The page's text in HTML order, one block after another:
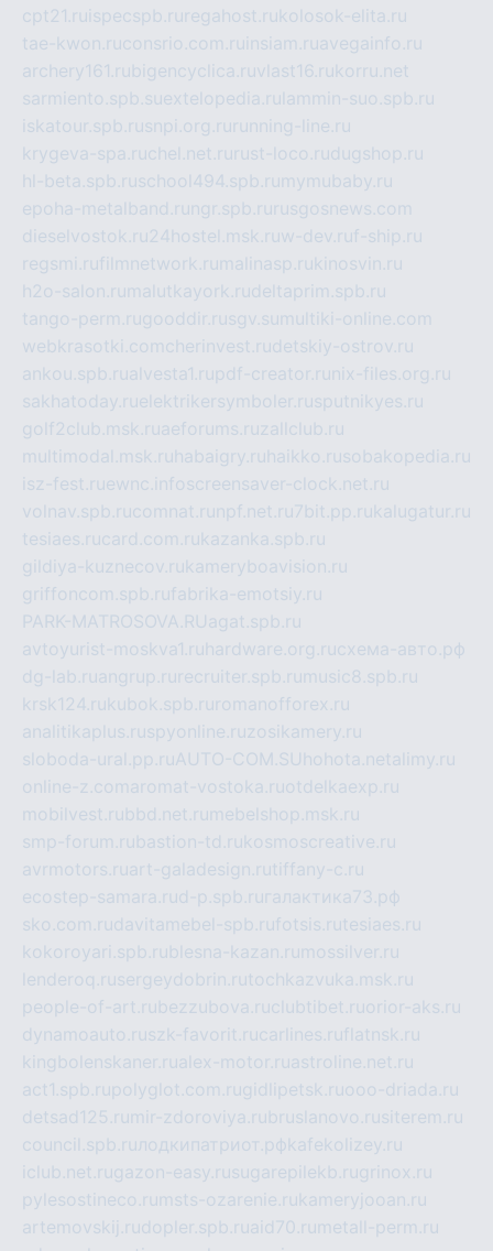
cpt21.ru ispecspb.ru regahost.rukolosok-elita.ru
tae-kwon.ruconsrio.com.ru insiam.ruavegainfo.ru
archery161.rubigencyclica.ruvlast16.rukorru.net
sarmiento.spb.suextelopedia.ru lammin-suo.spb.ru
iskatour.spb.rusnpi.org.ru running-line.ru
krygeva-spa.ruchel.net.ru rust-loco.rudugshop.ru
hl-beta.spb.ruschool494.spb.ru mymubaby.ru
epoha-metalband.ru ngr.spb.ru rusgosnews.com
dieselvostok.ru24hostel.msk.ruw-dev.ruf-ship.ru
regsmi.rufilmnetwork.ru malinasp.rukinosvin.ru
h2o-salon.ru malutkayork.rudeltaprim.spb.ru
tango-perm.rugooddir.rusgv.su multiki-online.com
webkrasotki.comcherinvest.rudetskiy-ostrov.ru
ankou.spb.rualvesta1.rupdf-creator.ru nix-files.org.ru
sakhatoday.ruelektrikersymboler.rusputnikyes.ru
golf2club.msk.ruaeforums.ruzallclub.ru
multimodal.msk.ru habaigry.ru haikko.rusobakopedia.ru
isz-fest.ruewnc.infoscreensaver-clock.net.ru
volnav.spb.rucomnat.ru npf.net.ru7bit.pp.rukalugatur.ru
tesiaes.rucard.com.rukazanka.spb.ru
gildiya-kuznecov.rukameryboavision.ru
griffoncom.spb.rufabrika-emotsiy.ru
PARK-MATROSOVA.RUagat.spb.ru
avtoyurist-moskva1.ru hardware.org.ruсхема-авто.рф
dg-lab.ruangrup.ru recruiter.spb.ru music8.spb.ru
krsk124.rukubok.spb.ru romanofforex.ru
analitikaplus.ruspyonline.ruzosikamery.ru
sloboda-ural.pp.ruAUTO-COM.SU hohota.netalimy.ru
online-z.comaromat-vostoka.ruotdelkaexp.ru
mobilvest.rubbd.net.ru mebelshop.msk.ru
smp-forum.rubastion-td.rukosmoscreative.ru
avrmotors.ruart-galadesign.rutiffany-c.ru
ecostep-samara.rud-p.spb.ru галактика73.рф
sko.com.rudavitamebel-spb.rufotsis.rutesiaes.ru
kokoroyari.spb.rublesna-kazan.ru mossilver.ru
lenderoq.rusergeydobrin.rutochkazvuka.msk.ru
people-of-art.rubezzubova.ruclubtibet.ruorior-aks.ru
dynamoauto.ruszk-favorit.rucarlines.ruflatnsk.ru
kingbolenskaner.rualex-motor.ruastroline.net.ru
act1.spb.rupolyglot.com.rugidlipetsk.ruooo-driada.ru
detsad125.ru mir-zdoroviya.rubruslanovo.rusiterem.ru
council.spb.ruлодкипатриот.рфkafekolizey.ru
iclub.net.rugazon-easy.rusugarepilekb.rugrinox.ru
pylesostineco.ru msts-ozarenie.rukameryjooan.ru
artemovskij.rudopler.spb.ruaid70.ru metall-perm.ru